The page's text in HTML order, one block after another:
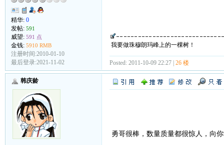
精华: 0
发帖: 591
威望: 591 点
金钱: 5910 RMB
注册时间:2010-01-10
最后登录:2021-11-02
我要做珠穆朗玛峰上的一棵树！
Posted: 2011-10-09 22:27 | 26 楼
韩庆龄
勇哥很棒，数量质量都很惊人，向